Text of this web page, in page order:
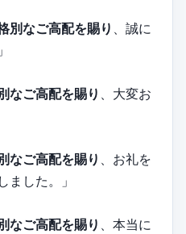
別なご高配を賜り
、誠に
なご高配を賜り
、大変お
なご高配を賜り
、お礼を
ました。」
なご高配を賜り
、本当に